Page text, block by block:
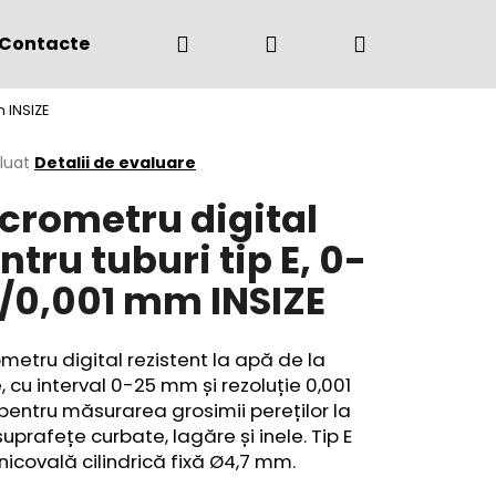
(+4) 0775 291 134
Căutare Autentificare
Detalii de evaluare
digital
tuburi tip E, 0-
mm INSIZE
digital rezistent la apă de la
cu interval 0-25 mm și rezoluție 0,001
măsurarea grosimii pereților la
curbate, lagăre și inele. Tip E
​​cilindrică fixă Ø4,7 mm.